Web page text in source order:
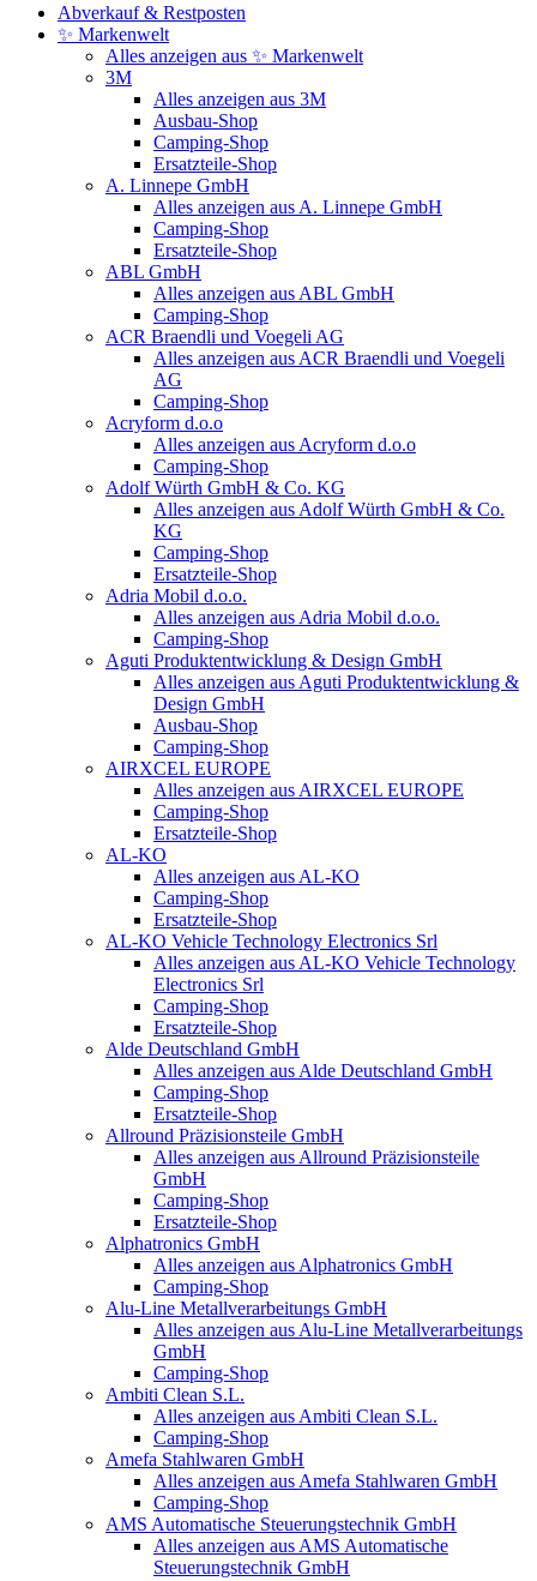
Abverkauf & Restposten
✨ Markenwelt
Alles anzeigen aus ✨ Markenwelt
3M
Alles anzeigen aus 3M
Ausbau-Shop
Camping-Shop
Ersatzteile-Shop
A. Linnepe GmbH
Alles anzeigen aus A. Linnepe GmbH
Camping-Shop
Ersatzteile-Shop
ABL GmbH
Alles anzeigen aus ABL GmbH
Camping-Shop
ACR Braendli und Voegeli AG
Alles anzeigen aus ACR Braendli und Voegeli
AG
Camping-Shop
Acryform d.o.o
Alles anzeigen aus Acryform d.o.o
Camping-Shop
Adolf Würth GmbH & Co. KG
Alles anzeigen aus Adolf Würth GmbH & Co.
KG
Camping-Shop
Ersatzteile-Shop
Adria Mobil d.o.o.
Alles anzeigen aus Adria Mobil d.o.o.
Camping-Shop
Aguti Produktentwicklung & Design GmbH
Alles anzeigen aus Aguti Produktentwicklung &
Design GmbH
Ausbau-Shop
Camping-Shop
AIRXCEL EUROPE
Alles anzeigen aus AIRXCEL EUROPE
Camping-Shop
Ersatzteile-Shop
AL-KO
Alles anzeigen aus AL-KO
Camping-Shop
Ersatzteile-Shop
AL-KO Vehicle Technology Electronics Srl
Alles anzeigen aus AL-KO Vehicle Technology
Electronics Srl
Camping-Shop
Ersatzteile-Shop
Alde Deutschland GmbH
Alles anzeigen aus Alde Deutschland GmbH
Camping-Shop
Ersatzteile-Shop
Allround Präzisionsteile GmbH
Alles anzeigen aus Allround Präzisionsteile
GmbH
Camping-Shop
Ersatzteile-Shop
Alphatronics GmbH
Alles anzeigen aus Alphatronics GmbH
Camping-Shop
Alu-Line Metallverarbeitungs GmbH
Alles anzeigen aus Alu-Line Metallverarbeitungs
GmbH
Camping-Shop
Ambiti Clean S.L.
Alles anzeigen aus Ambiti Clean S.L.
Camping-Shop
Amefa Stahlwaren GmbH
Alles anzeigen aus Amefa Stahlwaren GmbH
Camping-Shop
AMS Automatische Steuerungstechnik GmbH
Alles anzeigen aus AMS Automatische
Steuerungstechnik GmbH